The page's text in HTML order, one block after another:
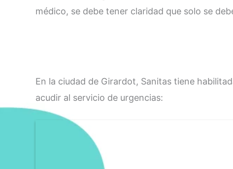
médico, se debe tener claridad que solo se
En la ciudad de Girardot, Sanitas tiene
acudir al servicio de urgencias: